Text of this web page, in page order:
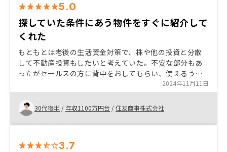
期目線でじっくりと資産運用できると考えたため、今回
リノシーで投資を始めました。 今回は自らストレスケー
スを作成してキャッシュフローモデルをつくりました。
こういったものを率先して展示してくれると良い投資し
やすくなるかと思います。
5.0
探していた条件にあう物件をすぐに紹介して
くれた
もともとは老後の生活資金対策で、株や他の投資と分散
して不動産投資もしたいと考えていた。不安な部分もあ
ったがセールスの方に背中をおしてもらい、使えるうち
に自分の与信を使いたいと思い1件目の購入を決断した。
2024年11月11日
30代後半 / 年収1100万円台 /住友商事株式会社
3.7